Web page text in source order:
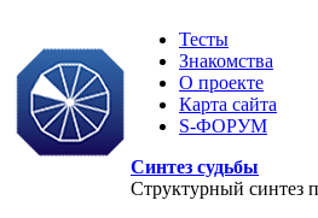
Тесты
Знакомства
О проекте
Карта сайта
S-ФОРУМ
Синтез судьбы
Структурный синтез